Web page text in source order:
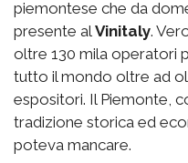
piemontese che da
presente alVinitaly.
oltre 130 mila operatori
tutto il mondo oltre ad
espositori. Il Piemonte,
tradizione storica ed
poteva mancare.